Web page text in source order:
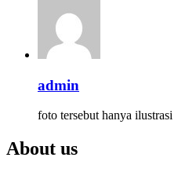
admin
foto tersebut hanya ilustrasi
About us